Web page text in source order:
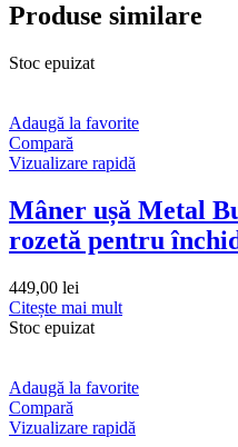
Produse similare
Stoc epuizat
Adaugă la favorite
Compară
Vizualizare rapidă
Mâner ușă Metal
rozetă pentru
449,00 lei
Citește mai mult
Stoc epuizat
Adaugă la favorite
Compară
Vizualizare rapidă